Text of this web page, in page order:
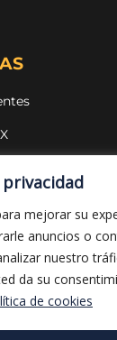
mejorar su
anuncios o
nuestro
da su
de cookies